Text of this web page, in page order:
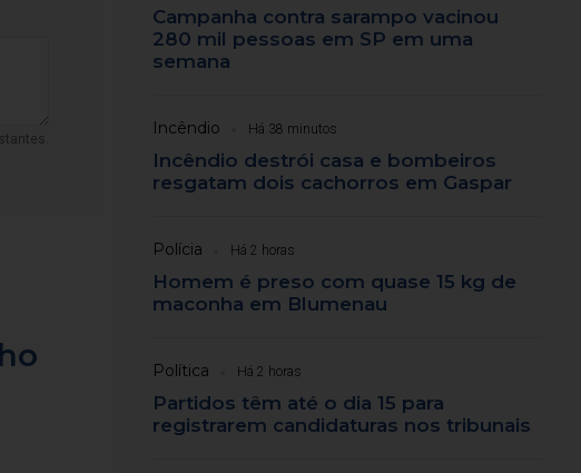
Campanha contra sarampo vacinou
280 mil pessoas em SP em uma
semana
Incêndio Há 38 minutos
Incêndio destrói casa e bombeiros
resgatam dois cachorros em Gaspar
Polícia Há 2 horas
Homem é preso com quase 15 kg de
maconha em Blumenau
Política Há 2 horas
Partidos têm até o dia 15 para
registrarem candidaturas nos tribunais